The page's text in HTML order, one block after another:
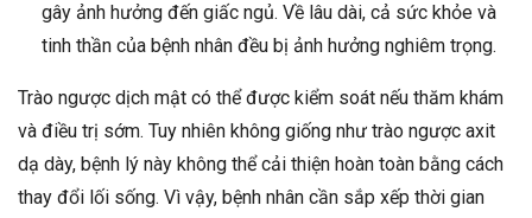
gây ảnh hưởng đến giấc ngủ. Về lâu dài, cả sức khỏe và
tinh thần của bệnh nhân đều bị ảnh hưởng nghiêm trọng.
Trào ngược dịch mật có thể được kiểm soát nếu thăm khám
và điều trị sớm. Tuy nhiên không giống như trào ngược axit
dạ dày, bệnh lý này không thể cải thiện hoàn toàn bằng cách
thay đổi lối sống. Vì vậy, bệnh nhân cần sắp xếp thời gian